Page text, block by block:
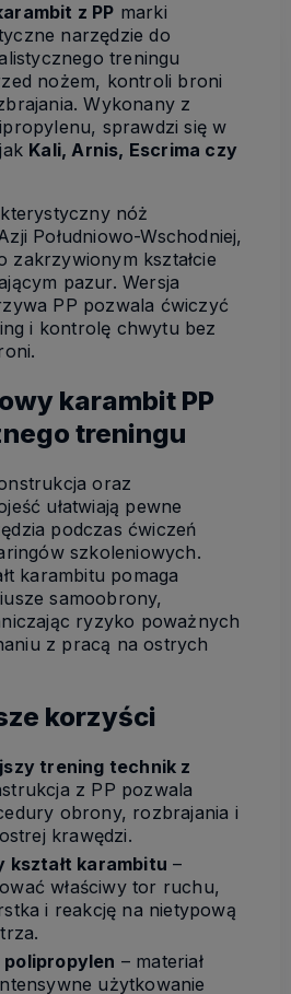
z PP marki
narzędzie do
treningu
nożem, kontroli broni
Wykonany z
sprawdzi się w
Kali, Arnis, Escrima czy
nóż
Południowo-Wschodniej,
zakrzywionym kształcie
pazur. Wersja
PP pozwala ćwiczyć
i kontrolę chwytu bez
karambit PP
treningu
oraz
ułatwiają pewne
podczas ćwiczeń
szkoleniowych.
karambitu pomaga
samoobrony,
ryzyko poważnych
z pracą na ostrych
korzyści
trening technik z
z PP pozwala
obrony, rozbrajania i
krawędzi.
kształt karambitu –
właściwy tor ruchu,
i reakcję na nietypową
polipropylen – materiał
użytkowanie